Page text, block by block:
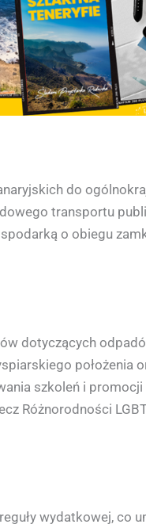
do
transportu
o obiegu
dotyczących
położenia
szkoleń i
Różnorodności
wydatkowej, co